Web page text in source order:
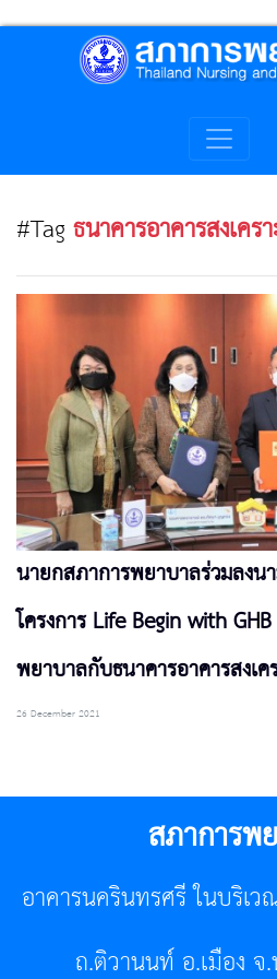
#Tagธนาคารอาคารสงเคร
นายกสภาการพยาบาลร่วมลง
โครงการ Life Begin with
พยาบาลกับธนาคารอาคารสงเ
26 December 2021
สภาการพ
อาคารนครินทรศรี ในบริเ
ถ.ติวานนท์ อ.เมือง